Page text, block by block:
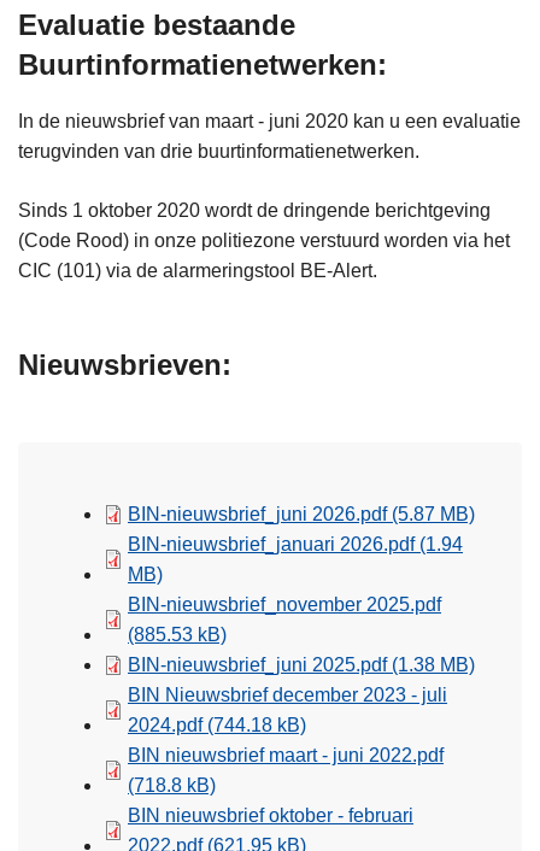
Evaluatie bestaande
Buurtinformatienetwerken:
In de nieuwsbrief van maart - juni 2020 kan u een evaluatie
terugvinden van drie buurtinformatienetwerken.
Sinds 1 oktober 2020 wordt de dringende berichtgeving
(Code Rood) in onze politiezone verstuurd worden via het
CIC (101) via de alarmeringstool BE-Alert.
Nieuwsbrieven:
BIN-nieuwsbrief_juni 2026.pdf (5.87 MB)
BIN-nieuwsbrief_januari 2026.pdf (1.94
MB)
BIN-nieuwsbrief_november 2025.pdf
(885.53 kB)
BIN-nieuwsbrief_juni 2025.pdf (1.38 MB)
BIN Nieuwsbrief december 2023 - juli
2024.pdf (744.18 kB)
BIN nieuwsbrief maart - juni 2022.pdf
(718.8 kB)
BIN nieuwsbrief oktober - februari
2022.pdf (621.95 kB)